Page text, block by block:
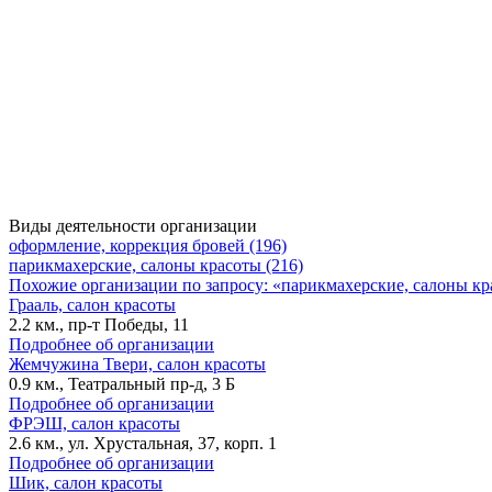
Виды деятельности организации
оформление, коррекция бровей (196)
парикмахерские, салоны красоты (216)
Похожие организации по запросу: «парикмахерские, салоны
Грааль, салон красоты
2.2 км., пр-т Победы, 11
Подробнее об организации
Жемчужина Твери, салон красоты
0.9 км., Театральный пр-д, 3 Б
Подробнее об организации
ФРЭШ, салон красоты
2.6 км., ул. Хрустальная, 37, корп. 1
Подробнее об организации
Шик, салон красоты